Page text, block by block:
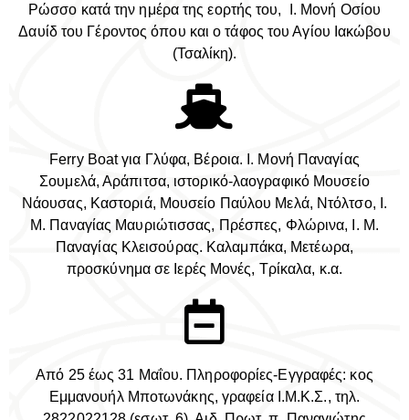
Ρώσσο κατά την ημέρα της εορτής του, Ι. Μονή Οσίου
Δαυίδ του Γέροντος όπου και ο τάφος του Αγίου Ιακώβου
(Τσαλίκη).
Ferry Boat για Γλύφα, Βέροια. Ι. Μονή Παναγίας
Σουμελά, Αράπιτσα, ιστορικό-λαογραφικό Μουσείο
Νάουσας, Καστοριά, Μουσείο Παύλου Μελά, Ντόλτσο, Ι.
Μ. Παναγίας Μαυριώτισσας, Πρέσπες, Φλώρινα, Ι. Μ.
Παναγίας Κλεισούρας. Καλαμπάκα, Μετέωρα,
προσκύνημα σε Ιερές Μονές, Τρίκαλα, κ.α.
Από 25 έως 31 Μαΐου. Πληροφορίες-Εγγραφές: κος
Εμμανουήλ Μποτωνάκης, γραφεία Ι.Μ.Κ.Σ., τηλ.